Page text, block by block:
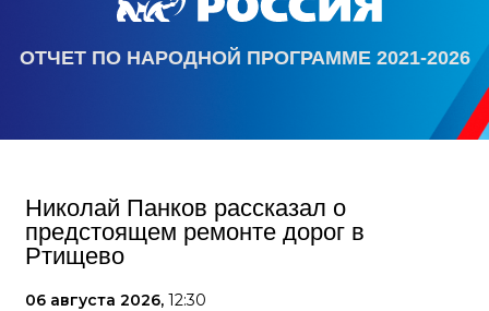
ОТЧЕТ ПО НАРОДНОЙ ПРОГРАММЕ 2021-2026
Николай Панков рассказал о
предстоящем ремонте дорог в
Ртищево
06 августа 2026, 12:30